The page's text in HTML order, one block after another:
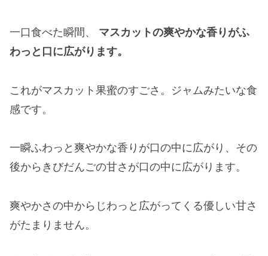
一口食べた瞬間、
マスカットの爽やかな香りがふ
わっと口に広がります。
これがマスカット果蜜のすごさ。ジャムみたいな食
感です。
一瞬ふわっと爽やかな香りが口の中に広がり、その
後からきびだんごの甘さが口の中に広がります。
爽やかさの中からじわっと広がってくる優しい甘さ
がたまりません。